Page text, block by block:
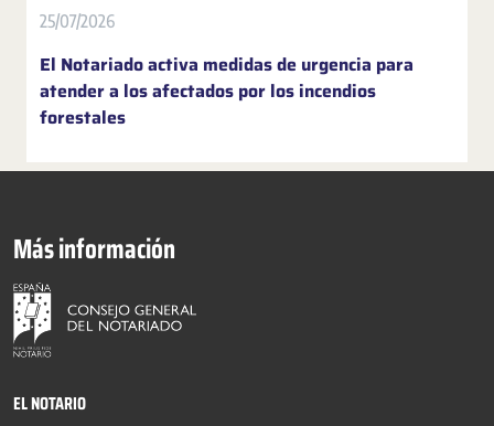
25/07/2026
El Notariado activa medidas de urgencia para
atender a los afectados por los incendios
forestales
Más información
EL NOTARIO